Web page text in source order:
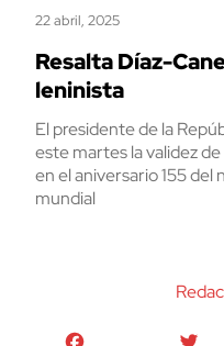
22 abril, 2025
Resalta Díaz-
leninista
El presidente de la
este martes la validez
en el aniversario 155
mundial